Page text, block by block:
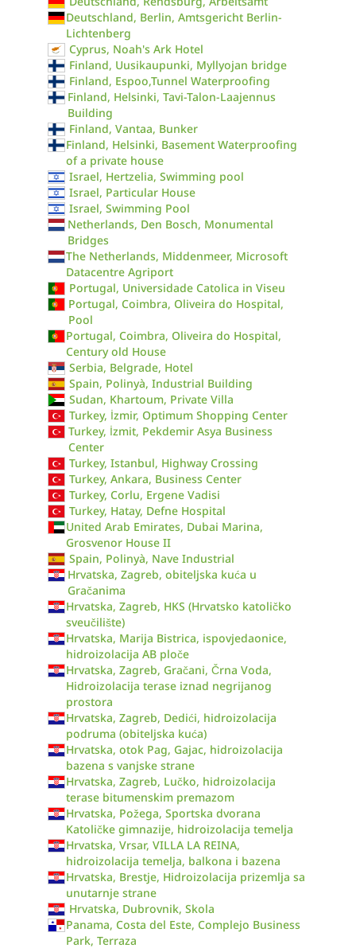
Deutschland, Berlin, Amtsgericht Berlin-
Lichtenberg
Cyprus, Noah's Ark Hotel
Finland, Uusikaupunki, Myllyojan bridge
Finland, Espoo,Tunnel Waterproofing
Finland, Helsinki, Tavi-Talon-Laajennus
Building
Finland, Vantaa, Bunker
Finland, Helsinki, Basement Waterproofing
of a private house
Israel, Hertzelia, Swimming pool
Israel, Particular House
Israel, Swimming Pool
Netherlands, Den Bosch, Monumental
Bridges
The Netherlands, Middenmeer, Microsoft
Datacentre Agriport
Portugal, Universidade Catolica in Viseu
Portugal, Coimbra, Oliveira do Hospital,
Pool
Portugal, Coimbra, Oliveira do Hospital,
Century old House
Serbia, Belgrade, Hotel
Spain, Polinyà, Industrial Building
Sudan, Khartoum, Private Villa
Turkey, İzmir, Optimum Shopping Center
Turkey, İzmit, Pekdemir Asya Business
Center
Turkey, Istanbul, Highway Crossing
Turkey, Ankara, Business Center
Turkey, Corlu, Ergene Vadisi
Turkey, Hatay, Defne Hospital
United Arab Emirates, Dubai Marina,
Grosvenor House II
Spain, Polinyà, Nave Industrial
Hrvatska, Zagreb, obiteljska kuća u
Gračanima
Hrvatska, Zagreb, HKS (Hrvatsko katoličko
sveučilište)
Hrvatska, Marija Bistrica, ispovjedaonice,
hidroizolacija AB ploče
Hrvatska, Zagreb, Gračani, Črna Voda,
Hidroizolacija terase iznad negrijanog
prostora
Hrvatska, Zagreb, Dedići, hidroizolacija
podruma (obiteljska kuća)
Hrvatska, otok Pag, Gajac, hidroizolacija
bazena s vanjske strane
Hrvatska, Zagreb, Lučko, hidroizolacija
terase bitumenskim premazom
Hrvatska, Požega, Sportska dvorana
Katoličke gimnazije, hidroizolacija temelja
Hrvatska, Vrsar, VILLA LA REINA,
hidroizolacija temelja, balkona i bazena
Hrvatska, Brestje, Hidroizolacija prizemlja sa
unutarnje strane
Hrvatska, Dubrovnik, Skola
Panama, Costa del Este, Complejo Business
Park, Terraza